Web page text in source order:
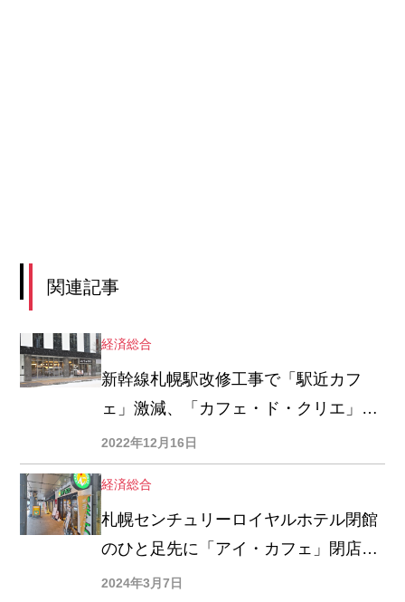
関連記事
経済総合
新幹線札幌駅改修工事で「駅近カフ
ェ」激減、「カフェ・ド・クリエ」は
受け皿になるか
2022年12月16日
経済総合
札幌センチュリーロイヤルホテル閉館
のひと足先に「アイ・カフェ」閉店、
「アイ・カフェ」道内ゼロに
2024年3月7日